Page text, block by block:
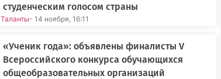
студенческим голосом страны
Таланты- 14 ноября, 16:11
«Ученик года»: объявлены финалисты V
Всероссийского конкурса обучающихся
общеобразовательных организаций